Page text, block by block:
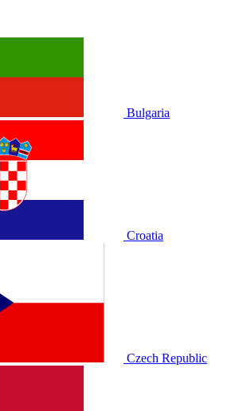
Bulgaria
Croatia
Czech Republic